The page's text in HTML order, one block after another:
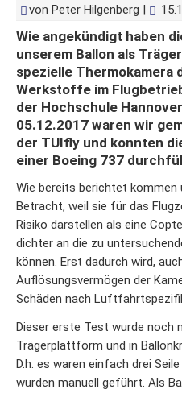
von Peter Hilgenberg |
Wie angekündigt haben
unserem Ballon als
spezielle Thermokamera
Werkstoffe im
der Hochschule
05.12.2017 waren wir
der TUIfly und konnten
einer Boeing 737
Wie bereits berichtet kommen
Betracht, weil sie für das
Risiko darstellen als eine
dichter an die zu
können. Erst dadurch wird,
Auflösungsvermögen der
Schäden nach
Dieser erste Test wurde noch
Trägerplattform und in
D.h. es waren einfach drei
wurden manuell geführt. Als